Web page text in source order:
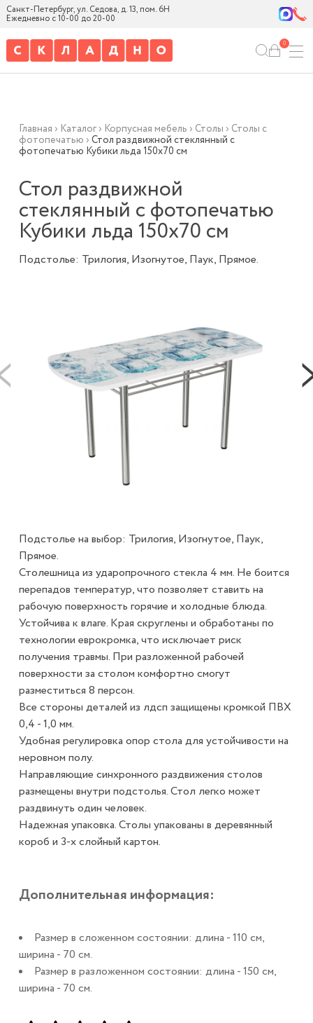
Санкт-Петербург, ул. Седова, д. 13, пом. 6Н
Ежедневно с 10-00 до 20-00
0
Главная › Каталог› Корпусная мебель › Столы › Столы с
фотопечатью › Стол раздвижной стеклянный с
фотопечатью Кубики льда 150х70 см
Стол раздвижной
стеклянный с фотопечатью
Кубики льда 150х70 см
Подстолье: Трилогия, Изогнутое, Паук, Прямое.
Подстолье на выбор: Трилогия, Изогнутое, Паук,
Прямое.
Столешница из ударопрочного стекла 4 мм. Не боится
перепадов температур, что позволяет ставить на
рабочую поверхность горячие и холодные блюда.
Устойчива к влаге. Края скруглены и обработаны по
технологии еврокромка, что исключает риск
получения травмы. При разложенной рабочей
поверхности за столом комфортно смогут
разместиться 8 персон.
Все стороны деталей из лдсп защищены кромкой ПВХ
0,4 - 1,0 мм.
Удобная регулировка опор стола для устойчивости на
неровном полу.
Направляющие синхронного раздвижения столов
размещены внутри подстолья. Стол легко может
раздвинуть один человек.
Надежная упаковка. Столы упакованы в деревянный
короб и 3-х слойный картон.
Дополнительная информация:
Размер в сложенном состоянии: длина - 110 см,
ширина - 70 см.
Размер в разложенном состоянии: длина - 150 см,
ширина - 70 см.